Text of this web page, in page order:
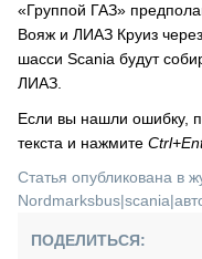
«Группой ГАЗ»
Вояж и ЛИАЗ Круиз
шасси Scania будут
ЛИАЗ.
Если вы нашли ошибку,
текста и нажмите
Статья опубликована в
Nordmarksbus|scania|
ПОДЕЛИТЬСЯ: